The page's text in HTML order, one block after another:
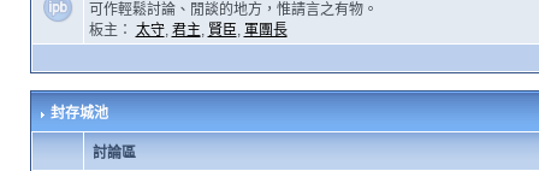
可作輕鬆討論、閒談的地方，惟請言之有物。
板主： 太守, 君主, 賢臣, 軍團長
封存城池
討論區